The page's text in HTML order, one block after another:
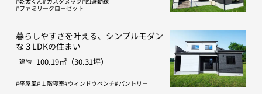
ファミリークローゼット
暮らしやすさを叶える、シンプルモダン
な３LDKの住まい
建物 100.19㎡（30.31坪）
平屋風 １階寝室 ウィンドウベンチ パントリー